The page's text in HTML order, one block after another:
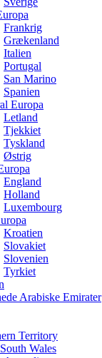
Frankrig
Grækenland
Italien
Portugal
San Marino
Spanien
Europa
Letland
Tjekkiet
Tyskland
Østrig
England
Holland
Luxembourg
Kroatien
Slovakiet
Slovenien
Tyrkiet
Arabiske Emirater
Territory
Wales